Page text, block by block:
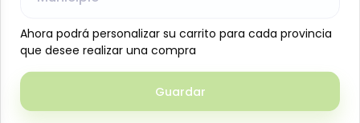
cremoso. Ideales para meriendas, loncheras o para
disfrutar en cualquier momento del día.
Presentación de 408 g en 12 paquetes individuales de
34 g cada uno, prácticos para llevar y conservar su
frescura.
Ahora podrá personalizar su carrito para cada provincia
que desee realizar una compra
Guardar
Ahora podrá personalizar su carrito para cada provincia
que desee realizar una compra
Guardar